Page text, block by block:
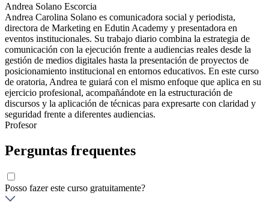
Andrea Solano Escorcia
Andrea Carolina Solano es comunicadora social y periodista,
directora de Marketing en Edutin Academy y presentadora en
eventos institucionales. Su trabajo diario combina la estrategia de
comunicación con la ejecución frente a audiencias reales desde la
gestión de medios digitales hasta la presentación de proyectos de
posicionamiento institucional en entornos educativos. En este curso
de oratoria, Andrea te guiará con el mismo enfoque que aplica en su
ejercicio profesional, acompañándote en la estructuración de
discursos y la aplicación de técnicas para expresarte con claridad y
seguridad frente a diferentes audiencias.
Profesor
Perguntas frequentes
Posso fazer este curso gratuitamente?